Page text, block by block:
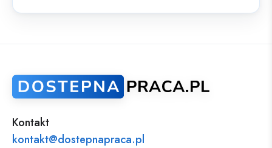
Kontakt
kontakt@dostepnapraca.pl